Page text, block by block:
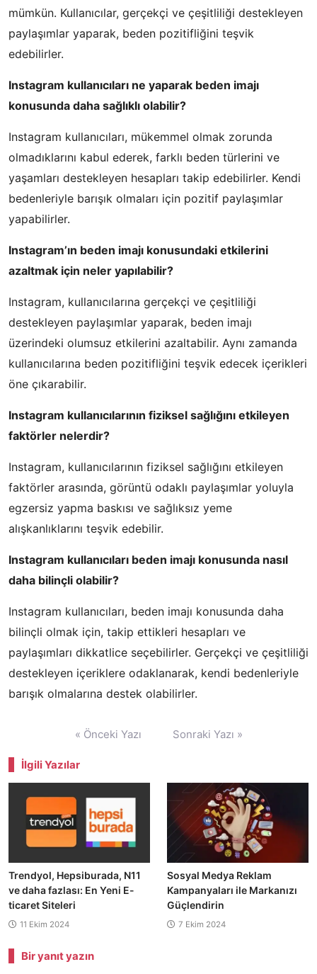
mümkün. Kullanıcılar, gerçekçi ve çeşitliliği destekleyen
paylaşımlar yaparak, beden pozitifliğini teşvik
edebilirler.
Instagram kullanıcıları ne yaparak beden imajı
konusunda daha sağlıklı olabilir?
Instagram kullanıcıları, mükemmel olmak zorunda
olmadıklarını kabul ederek, farklı beden türlerini ve
yaşamları destekleyen hesapları takip edebilirler. Kendi
bedenleriyle barışık olmaları için pozitif paylaşımlar
yapabilirler.
Instagram’ın beden imajı konusundaki etkilerini
azaltmak için neler yapılabilir?
Instagram, kullanıcılarına gerçekçi ve çeşitliliği
destekleyen paylaşımlar yaparak, beden imajı
üzerindeki olumsuz etkilerini azaltabilir. Aynı zamanda
kullanıcılarına beden pozitifliğini teşvik edecek içerikleri
öne çıkarabilir.
Instagram kullanıcılarının fiziksel sağlığını etkileyen
faktörler nelerdir?
Instagram, kullanıcılarının fiziksel sağlığını etkileyen
faktörler arasında, görüntü odaklı paylaşımlar yoluyla
egzersiz yapma baskısı ve sağlıksız yeme
alışkanlıklarını teşvik edebilir.
Instagram kullanıcıları beden imajı konusunda nasıl
daha bilinçli olabilir?
Instagram kullanıcıları, beden imajı konusunda daha
bilinçli olmak için, takip ettikleri hesapları ve
paylaşımları dikkatlice seçebilirler. Gerçekçi ve çeşitliliği
destekleyen içeriklere odaklanarak, kendi bedenleriyle
barışık olmalarına destek olabilirler.
« Önceki Yazı Sonraki Yazı »
İlgili Yazılar
Trendyol, Hepsiburada, N11
ve daha fazlası: En Yeni E-
ticaret Siteleri
11 Ekim 2024
Sosyal Medya Reklam
Kampanyaları ile Markanızı
Güçlendirin
7 Ekim 2024
Bir yanıt yazın